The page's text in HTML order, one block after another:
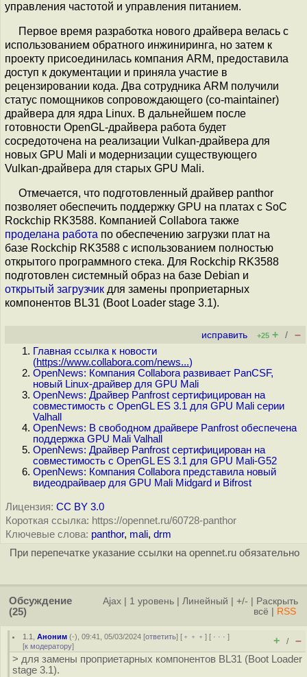
управления частотой и управления питанием.
Первое время разработка нового драйвера велась с
использованием обратного инжиниринга, но затем к
проекту присоединилась компания ARM, предоставила
доступ к документации и приняла участие в
рецензировании кода. Два сотрудника ARM получили
статус помощников сопровождающего (co-maintainer)
драйвера для ядра Linux. В дальнейшем после
готовности OpenGL-драйвера работа будет
сосредоточена на реализации Vulkan-драйвера для
новых GPU Mali и модернизации существующего
Vulkan-драйвера для старых GPU Mali.
Отмечается, что подготовленный драйвер panthor
позволяет обеспечить поддержку GPU на платах c SoC
Rockchip RK3588. Компанией Collabora также
проделана работа по обеспечению загрузки плат на
базе Rockchip RK3588 с использованием полностью
открытого программного стека. Для Rockchip RK3588
подготовлен системный образ на базе Debian и
открытый загрузчик для замены проприетарных
компонентов BL31 (Boot Loader stage 3.1).
исправить +25 + / –
Главная ссылка к новости
(https://www.collabora.com/news...)
OpenNews: Компания Collabora развивает PanCSF,
новый Linux-драйвер для GPU Mali
OpenNews: Драйвер Panfrost сертифицирован на
совместимость с OpenGL ES 3.1 для GPU Mali серии
Valhall
OpenNews: В свободном драйвере Panfrost обеспечена
поддержка GPU Mali Valhall
OpenNews: Драйвер Panfrost сертифицирован на
совместимость с OpenGL ES 3.1 для GPU Mali-G52
OpenNews: Компания Collabora представила новый
видеодрайваер для GPU Mali Midgard и Bifrost
Лицензия: CC BY 3.0
Короткая ссылка: https://opennet.ru/60728-panthor
Ключевые слова: panthor, mali, drm
При перепечатке указание ссылки на opennet.ru обязательно
Обсуждение
(25)
Ajax 1 уровень Линейный +/-
Раскрыть
всё
RSS
1.1 ,Аноним (-), 09:41, 05/03/2024 [ответить] [ ﹢﹢﹢] [ · · ·]
[к модератору] + / –
> для замены проприетарных компонентов BL31 (Boot Loader
stage 3.1).